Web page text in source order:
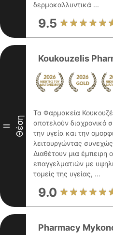
δερμοκαλλυντικά ...
9.5
II Θέση
Koukouzelis
Τα Φαρμακεία
αποτελούν διαχρονικό
την υγεία και την
λειτουργώντας
Διαθέτουν μια έμπειρη
επαγγελματιών με
τομείς της υγείας, ...
9.0
Pharmacy